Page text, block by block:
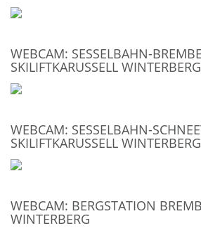
WEBCAM: SESSELBAHN-
SKILIFTKARUSSELL WINTERBERG
WEBCAM: SESSELBAHN-
SKILIFTKARUSSELL WINTERBERG
WEBCAM: BERGSTATION
WINTERBERG